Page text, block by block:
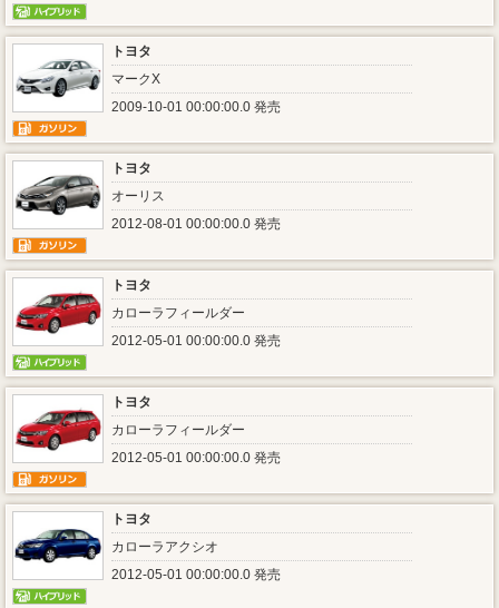
トヨタ
マークX
2009-10-01 00:00:00.0 発売
トヨタ
オーリス
2012-08-01 00:00:00.0 発売
トヨタ
カローラフィールダー
2012-05-01 00:00:00.0 発売
トヨタ
カローラフィールダー
2012-05-01 00:00:00.0 発売
トヨタ
カローラアクシオ
2012-05-01 00:00:00.0 発売